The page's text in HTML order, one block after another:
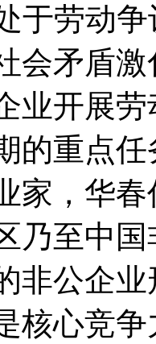
于劳动争
会矛盾
业开展
的重点
家，华
乃至中
非公企
核心竞